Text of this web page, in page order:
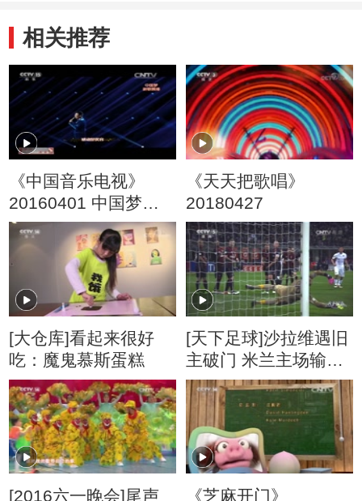
相关推荐
《中国音乐电视》
20160401 中国梦新
歌展播
《天天把歌唱》
20180427
[大仓库]看起来很好
吃：魔鬼慕斯蛋糕
[天下足球]沙拉维遇旧
主破门 米兰主场输给
罗马
[2016六一晚会]尾声
《芝麻开门》